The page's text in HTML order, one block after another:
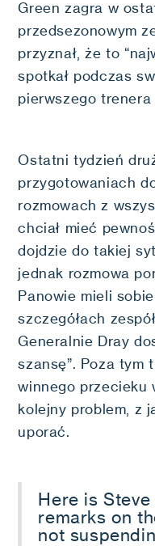
Green zagra w
przedsezonowym
przyznał, że to
spotkał podczas
pierwszego trenera
Ostatni tydzień
przygotowaniach
rozmowach z
chciał mieć
dojdzie do takiej
jednak rozmowa
Panowie mieli
szczegółach
Generalnie Dray
szansę”. Poza tym
winnego przecieku
kolejny problem, z
uporać.
Here is Steve
remarks on
not